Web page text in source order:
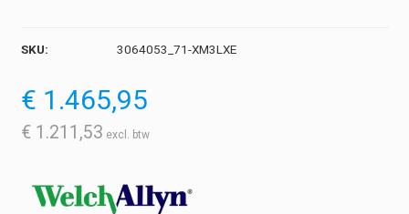
SKU: 3064053_71-XM3LXE
€ 1.465,95
€ 1.211,53